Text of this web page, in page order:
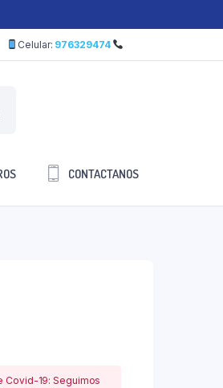
Celular: 976329474
CONTACTANOS
Covid-19: Seguimos